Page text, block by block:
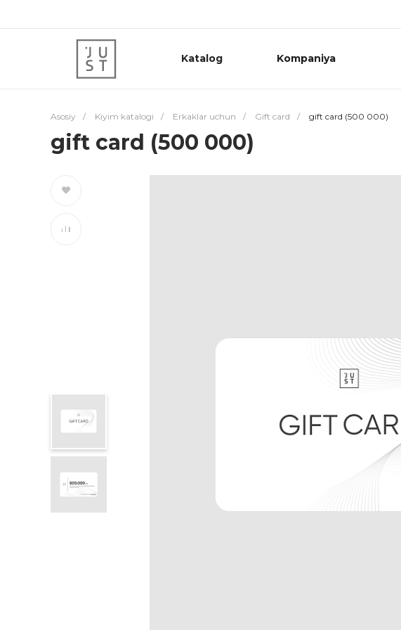
Katalog Kompaniya
Asosiy / Kiyim katalogi / Erkaklar uchun / Gift card / gift card (500 000)
gift card (500 000)